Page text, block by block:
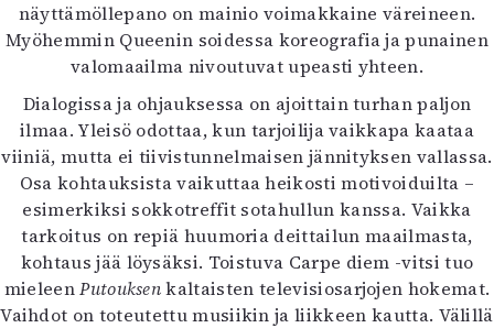
näyttämöllepano on mainio voimakkaine väreineen.
Myöhemmin Queenin soidessa koreografia ja punainen
valomaailma nivoutuvat upeasti yhteen.
Dialogissa ja ohjauksessa on ajoittain turhan paljon
ilmaa. Yleisö odottaa, kun tarjoilija vaikkapa kaataa
viiniä, mutta ei tiivistunnelmaisen jännityksen vallassa.
Osa kohtauksista vaikuttaa heikosti motivoiduilta –
esimerkiksi sokkotreffit sotahullun kanssa. Vaikka
tarkoitus on repiä huumoria deittailun maailmasta,
kohtaus jää löysäksi. Toistuva Carpe diem -vitsi tuo
mieleenPutouksenkaltaisten televisiosarjojen hokemat.
Vaihdot on toteutettu musiikin ja liikkeen kautta. Välillä